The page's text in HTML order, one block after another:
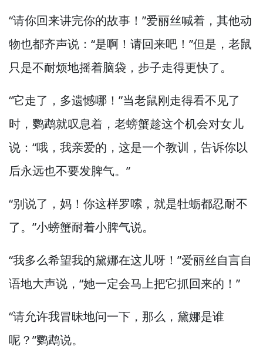
“请你回来讲完你的故事！”爱丽丝喊着， 其他动
物也都齐声说：“是啊！ 请回来吧！”但是， 老鼠
只是不耐烦地摇着脑袋， 步子走得更快了。
“它走了， 多遗憾哪！”当老鼠刚走得看不见了
时， 鹦鹉就叹息着， 老螃蟹趁这个机会对女儿
说：“哦， 我亲爱的， 这是一个教训， 告诉你以
后永远也不要发脾气。”
“别说了， 妈！ 你这样罗嗦， 就是牡蛎都忍耐不
了。”小螃蟹耐着小脾气说。
“我多么希望我的黛娜在这儿呀！”爱丽丝自言自
语地大声说， “她一定会马上把它抓回来的！”
“请允许我冒昧地问一下， 那么， 黛娜是谁
呢？”鹦鹉说。